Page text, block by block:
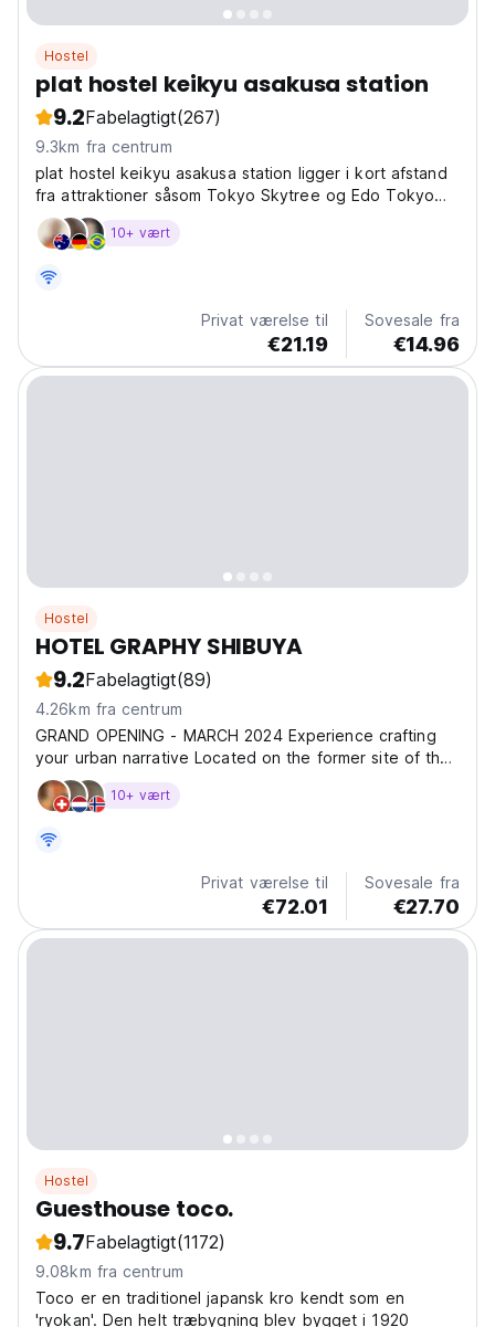
Hostel
plat hostel keikyu asakusa station
9.2Fabelagtigt(267)
9.3km fra centrum
plat hostel keikyu asakusa station ligger i kort afstand
fra attraktioner såsom Tokyo Skytree og Edo Tokyo
Museum. Ejendommen ligger 4,3 km fra Marunouchi-
bygningen.10+ vært
Privat værelse til
€21.19
Sovesale fra
€14.96
Hostel
HOTEL GRAPHY SHIBUYA
9.2Fabelagtigt(89)
4.26km fra centrum
GRAND OPENING - MARCH 2024 Experience crafting
your urban narrative Located on the former site of the
elevated railway line that was abandoned during the
undergrounding of the Tokyu Toyoko line between
atmosphere...
10+ vært
Privat værelse til
€72.01
Sovesale fra
€27.70
Hostel
Guesthouse toco.
9.7Fabelagtigt(1172)
9.08km fra centrum
Toco er en traditionel japansk kro kendt som en
'ryokan'. Den helt træbygning blev bygget i 1920